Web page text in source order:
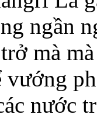
ngần
mà
nước